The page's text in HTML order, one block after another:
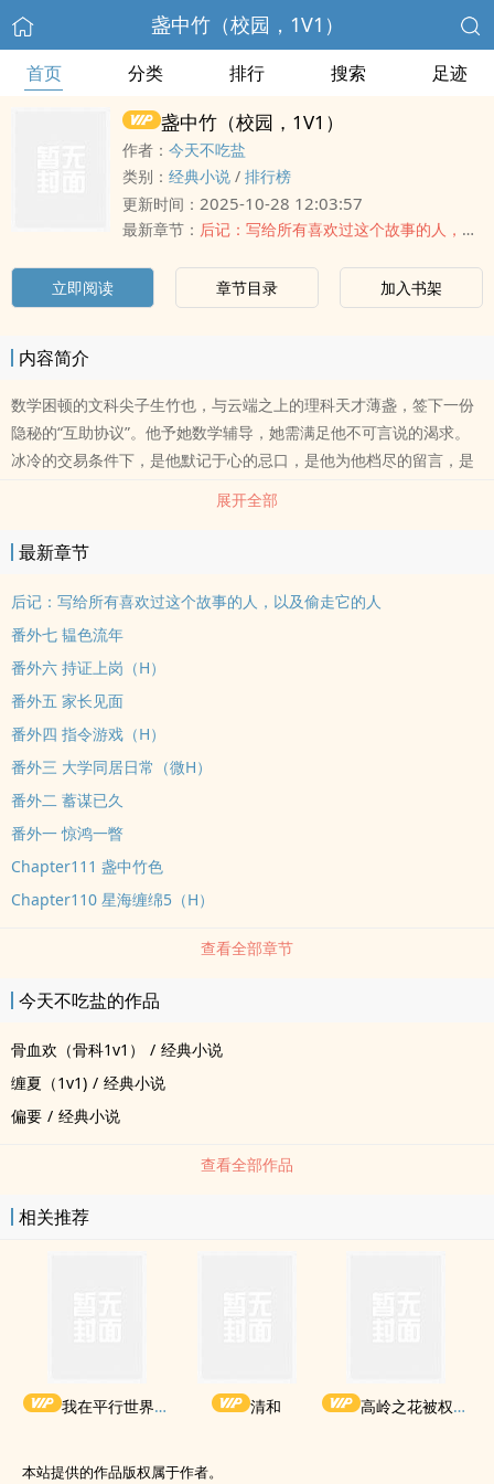
盏中竹（校园，1V1）
首页 分类 排行 搜索 足迹
盏中竹（校园，1V1）
作者： 今天不吃盐
类别： 经典小说 / 排行榜
更新时间： 2025-10-28 12:03:57
最新章节： 后记：写给所有喜欢过这个故事的人，以及偷走它的人
立即阅读 章节目录 加入书架
内容简介
数学困顿的文科尖子生竹也，与云端之上的理科天才薄盏，签下一份
隐秘的“互助协议”。他予她数学辅导，她需满足他不可言说的渴求。
冰冷的交易条件下，是他默记于心的忌口，是他为他档尽的留言，是
他递来的那颗桂花糖。清冷学霸沉溺于雪松冷香般的温柔，却不知这
一切，尽是他精心编织的诱捕之网。她是他计算过最优解后，依然甘
愿沉沦的意外。一场始于不对等协议的纠缠，一段走向并肩未来的蜕
展开全部
最新章节
后记：写给所有喜欢过这个故事的人，以及偷走它的人
番外七 韫色流年
番外六 持证上岗（H）
番外五 家长见面
番外四 指令游戏（H）
番外三 大学同居日常（微H）
番外二 蓄谋已久
番外一 惊鸿一瞥
Chapter111 盏中竹色
Chapter110 星海缠绵5（H）
查看全部章节
今天不吃盐的作品
骨血欢（骨科1v1） / 经典小说
缠夏（1v1) / 经典小说
偏要 / 经典小说
查看全部作品
相关推荐
我在平行世界当王 清和 高岭之花被权贵轮了后
本站提供的作品版权属于作者。